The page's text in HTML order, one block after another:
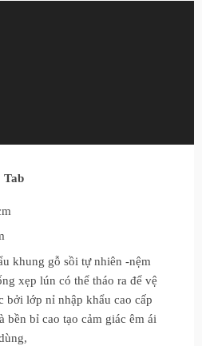
Tab
khung gỗ sồi tự nhiên -nệm
xẹp lún có thể tháo ra để vệ
bởi lớp nỉ nhập khẩu cao cấp
bền bỉ cao tạo cảm giác êm ái